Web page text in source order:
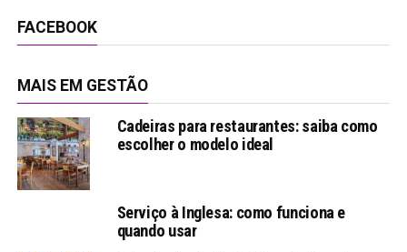
FACEBOOK
MAIS EM GESTÃO
Cadeiras para restaurantes: saiba como
escolher o modelo ideal
Serviço à Inglesa: como funciona e
quando usar